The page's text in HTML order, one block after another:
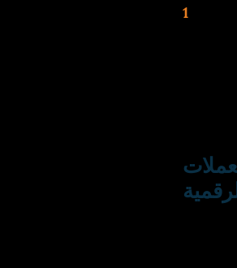
العملات